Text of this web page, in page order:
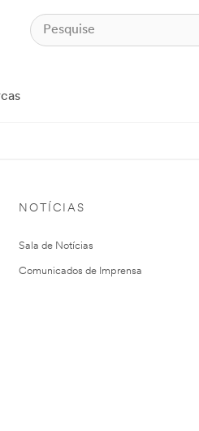
NOTÍCIAS
Sala de Notícias
Comunicados de Imprensa